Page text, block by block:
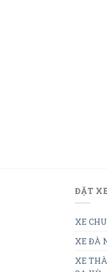
ĐẶT
XE
XE ĐÀ
XE